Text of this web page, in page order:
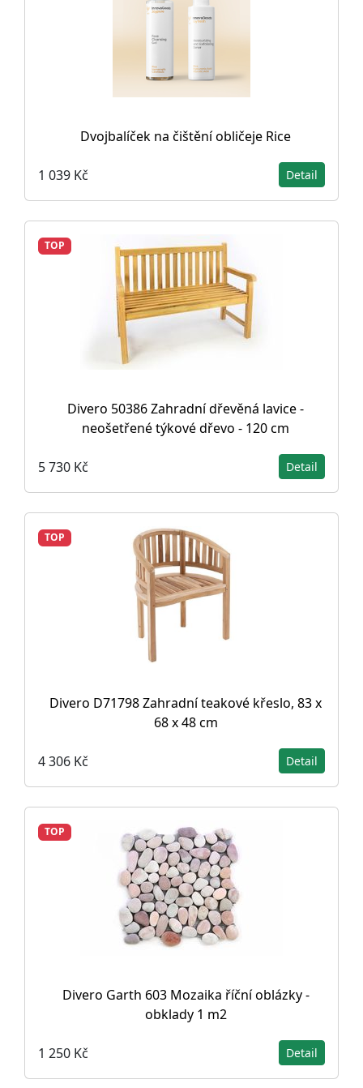
Dvojbalíček na čištění obličeje Rice
1 039 Kč Detail
TOP
Divero 50386 Zahradní dřevěná lavice -
neošetřené týkové dřevo - 120 cm
5 730 Kč Detail
TOP
Divero D71798 Zahradní teakové křeslo, 83 x
68 x 48 cm
4 306 Kč Detail
TOP
Divero Garth 603 Mozaika říční oblázky -
obklady 1 m2
1 250 Kč Detail